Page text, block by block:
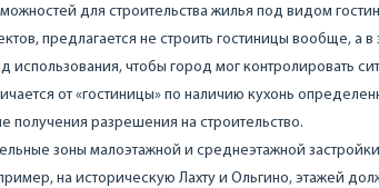
для строительства жилья под видом
предлагается не строить гостиницы вообще, а
использования, чтобы город мог контролировать
от «гостиницы» по наличию кухонь
получения разрешения на строительство.
зоны малоэтажной и среднеэтажной
на историческую Лахту и Ольгино, этажей